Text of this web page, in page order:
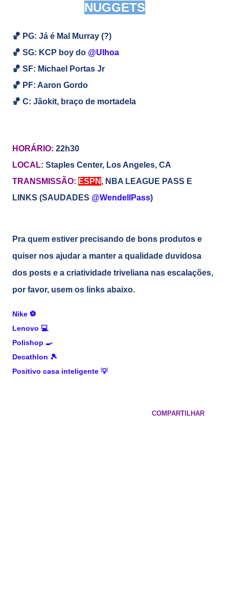
NUGGETS
🏀 PG: Já é Mal Murray (?)
🏀 SG: KCP boy do @Ulhoa
🏀 SF: Michael Portas Jr
🏀 PF: Aaron Gordo
🏀 C: Jãokit, braço de mortadela
HORÁRIO: 22h30
LOCAL: Staples Center, Los Angeles, CA
TRANSMISSÃO: ESPN , NBA LEAGUE PASS E
LINKS (SAUDADES @WendellPass)
Pra quem estiver precisando de bons produtos e
quiser nos ajudar a manter a qualidade duvidosa
dos posts e a criatividade triveliana nas escalações,
por favor, usem os links abaixo.
Nike ⚽
Lenovo 💻
Polishop 🍳
Decathlon 🎾
Positivo casa inteligente 💡
COMPARTILHAR